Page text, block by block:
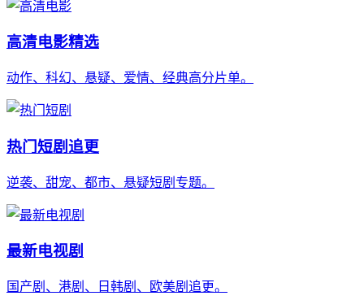
高清电影精选
动作、科幻、悬疑、爱情、经典高分片单。
热门短剧追更
逆袭、甜宠、都市、悬疑短剧专题。
最新电视剧
国产剧、港剧、日韩剧、欧美剧追更。